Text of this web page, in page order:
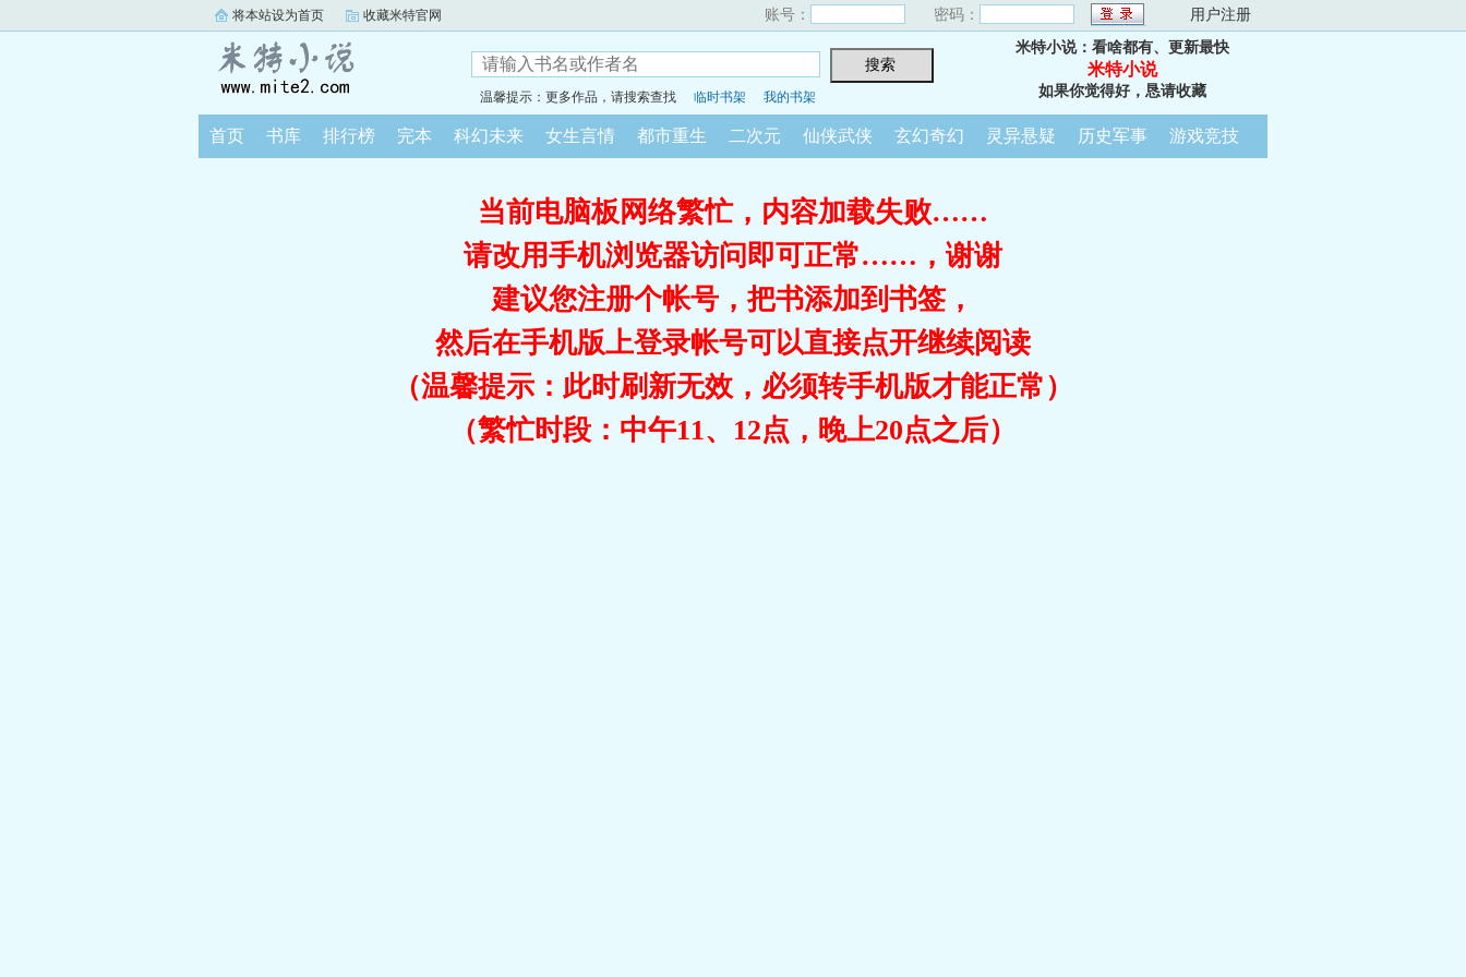
将本站设为首页 收藏米特官网 账号： 密码： 用户注册
温馨提示：更多作品，请搜索查找 临时书架 我的书架
米特小说：看啥都有、更新最快
米特小说
如果你觉得好，恳请收藏
首页 书库 排行榜 完本 科幻未来 女生言情 都市重生 二次元 仙侠武侠 玄幻奇幻 灵异悬疑 历史军事 游戏竞技
当前电脑板网络繁忙，内容加载失败……
请改用手机浏览器访问即可正常……，谢谢
建议您注册个帐号，把书添加到书签，
然后在手机版上登录帐号可以直接点开继续阅读
（温馨提示：此时刷新无效，必须转手机版才能正常）
（繁忙时段：中午11、12点，晚上20点之后）